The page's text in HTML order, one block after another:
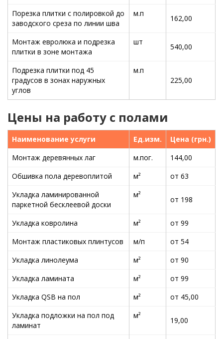
Порезка плитки с полировкой до
заводского среза по линии шва
м.п
162,00
Монтаж евролюка и подрезка
плитки в зоне монтажа
шт
540,00
Подрезка плитки под 45
градусов в зонах наружных
углов
м.п
225,00
Цены на работу с полами
Наименование услуги Ед.изм.
Цена (грн.)
Монтаж деревянных лаг
м.пог.
144,00
Обшивка пола деревоплитой
м²
от 63
Укладка ламинированной
паркетной бесклеевой доски
м²
от 198
Укладка ковролина м²
от 99
Монтаж пластиковых плинтусов
м/п
от 54
Укладка линолеума
м²
от 90
Укладка ламината
м²
от 99
Укладка QSB на пол
м²
от 45,00
Укладка подложки на пол под
ламинат
м²
19,00